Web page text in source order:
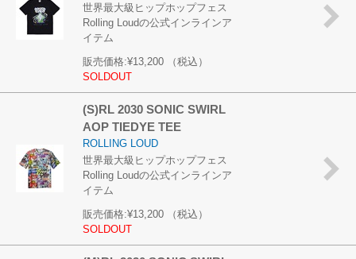
世界最大級ヒップホップフェス
Rolling Loudの公式インラインア
イテム
販売価格:¥13,200
（税込）
SOLDOUT
(S)RL 2030 SONIC SWIRL
AOP TIEDYE TEE
ROLLING LOUD
世界最大級ヒップホップフェス
Rolling Loudの公式インラインア
イテム
販売価格:¥13,200
（税込）
SOLDOUT